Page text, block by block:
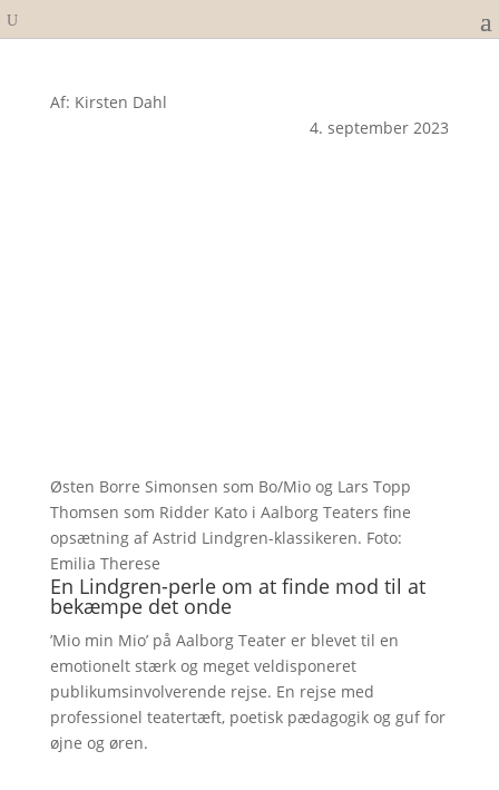
Af: Kirsten Dahl
4. september 2023
Østen Borre Simonsen som Bo/Mio og Lars Topp
Thomsen som Ridder Kato i Aalborg Teaters fine
opsætning af Astrid Lindgren-klassikeren. Foto:
Emilia Therese
En Lindgren-perle om at finde mod til at
bekæmpe det onde
’Mio min Mio’ på Aalborg Teater er blevet til en
emotionelt stærk og meget veldisponeret
publikumsinvolverende rejse. En rejse med
professionel teatertæft, poetisk pædagogik og guf for
øjne og øren.